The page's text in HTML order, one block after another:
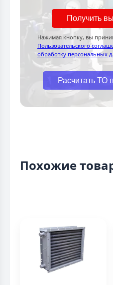
Получить
Нажимая кнопку, вы
Пользовательского
обработку персональных
Расчитать ТО
Похожие